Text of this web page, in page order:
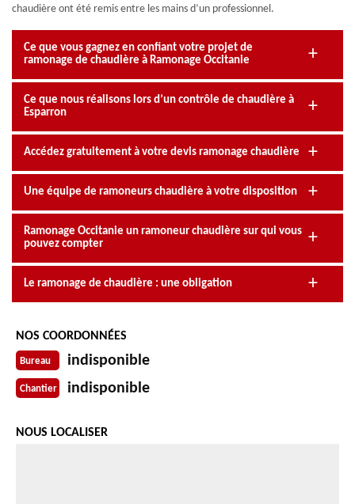
chaudière ont été remis entre les mains d’un professionnel.
Ce que vous gagnez en confiant votre projet de
ramonage de chaudière à Ramonage Occitanie
Ce que nous réalisons lors d’un contrôle de chaudière à
Esparron
Accédez gratuitement à votre devis ramonage chaudière
Une équipe de ramoneurs chaudière à votre disposition
Ramonage Occitanie un ramoneur chaudière sur qui vous
pouvez compter
Le ramonage de chaudière : une obligation
NOS COORDONNÉES
Bureau indisponible
Chantier indisponible
NOUS LOCALISER